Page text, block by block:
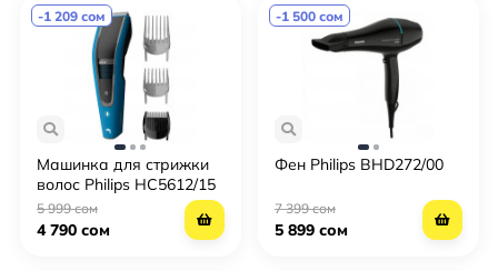
-1 209 сом
Машинка для стрижки
волос Philips HC5612/15
5 999 сом
4 790 сом
-1 500 сом
Фен Philips BHD272/00
7 399 сом
5 899 сом